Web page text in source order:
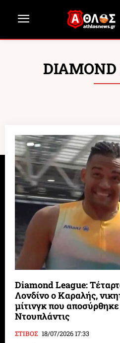
DIAMOND
Diamond League:
Λονδίνο ο Καραλής,
μίτινγκ που
Ντουπλάντις
ΣΤΙΒΟΣ 18/07/2026 17:33